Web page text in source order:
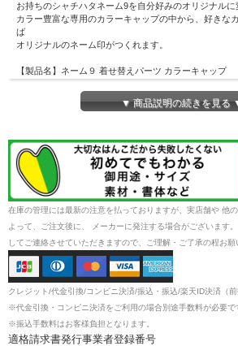
お持ちのシャチハタネーム9を自分好みのオリジナルに
カラー豊富な専用のカラーキャップの中から、好きな
ば
オリジナルのネーム印がつくれます。
【製品名】ネーム９ 着せ替えパーツ カラーキャップ
【商品サイズ】18.8×18.8×18.5(mm)
▼ 商品説明の続きを見る
在庫の管理には最新の注意を払っておりますが、実店舗や 他
よって、ご注文後に、 メーカーに発注する場合がございます
してご連絡させていただきますので、ご理解・ご了承の程お願
クレジット/代金引換/コンビニ決済/振込・振込/楽天ID決済（前
※代金引換・コンビニ決済をご利用の場合別途手数料が必要で
※振込手数料はお客様負担となります。
適格請求書発行事業者登録番号